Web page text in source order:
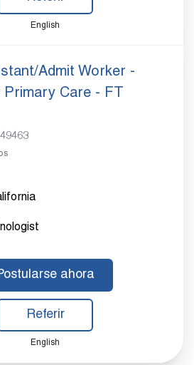
English
Admit Worker -
Primary Care - FT
ahora
Referir
English